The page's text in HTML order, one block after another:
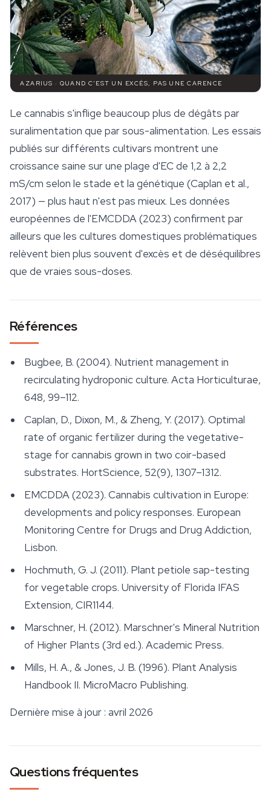
AZARIUS · QUAND C'EST UN EXCÈS, PAS UNE CARENCE
Le cannabis s'inflige beaucoup plus de dégâts par
suralimentation que par sous-alimentation. Les essais
publiés sur différents cultivars montrent une
croissance saine sur une plage d'EC de 1,2 à 2,2
mS/cm selon le stade et la génétique (Caplan et al.,
2017) — plus haut n'est pas mieux. Les données
européennes de l'EMCDDA (2023) confirment par
ailleurs que les cultures domestiques problématiques
relèvent bien plus souvent d'excès et de déséquilibres
que de vraies sous-doses.
Références
Bugbee, B. (2004). Nutrient management in
recirculating hydroponic culture. Acta Horticulturae,
648, 99–112.
Caplan, D., Dixon, M., & Zheng, Y. (2017). Optimal
rate of organic fertilizer during the vegetative-
stage for cannabis grown in two coir-based
substrates. HortScience, 52(9), 1307–1312.
EMCDDA (2023). Cannabis cultivation in Europe:
developments and policy responses. European
Monitoring Centre for Drugs and Drug Addiction,
Lisbon.
Hochmuth, G. J. (2011). Plant petiole sap-testing
for vegetable crops. University of Florida IFAS
Extension, CIR1144.
Marschner, H. (2012). Marschner's Mineral Nutrition
of Higher Plants (3rd ed.). Academic Press.
Mills, H. A., & Jones, J. B. (1996). Plant Analysis
Handbook II. MicroMacro Publishing.
Dernière mise à jour : avril 2026
Questions fréquentes